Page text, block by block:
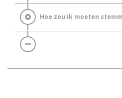
Hoe zou ik moeten